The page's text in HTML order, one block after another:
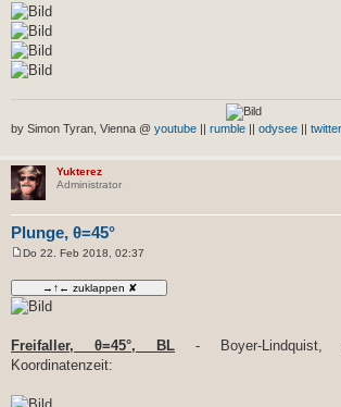
by Simon Tyran, Vienna @ youtube || rumble || odysee || twitter
Yukterez
Administrator
Plunge, θ=45°
t
r
g
Do 22. Feb 2018, 02:37
Freifaller, θ=45°, BL - Boyer-Lindquist,
Koordinatenzeit: